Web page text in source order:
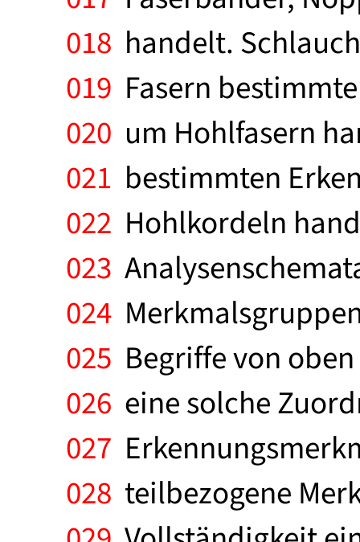
018 handelt.
019 Fasern
020 um Hohlfasern
021 bestimmten
022 Hohlkordeln
023
024
025 Begriffe von
026 eine solche
027
028 teilbezogene